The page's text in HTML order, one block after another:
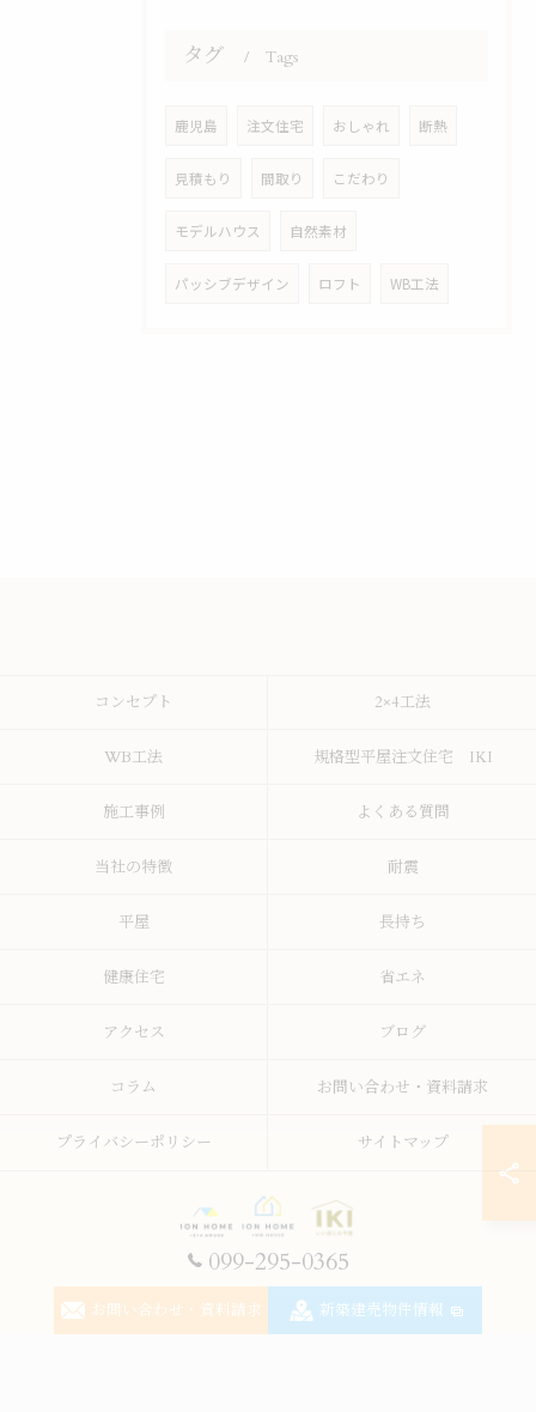
タグ Tags
鹿児島 注文住宅 おしゃれ 断熱
見積もり 間取り こだわり
モデルハウス 自然素材
パッシブデザイン ロフト WB工法
099-295-0365
お問い合わせ・資料請求 新築建売物件情報
コンセプト 2×4工法
WB工法 規格型平屋注文住宅 IKI
施工事例 よくある質問
当社の特徴 耐震
平屋 長持ち
健康住宅 省エネ
アクセス ブログ
コラム お問い合わせ・資料請求
プライバシーポリシー サイトマップ
© 2026 鹿児島の注文住宅なら株式会社イオン・ホーム ALL RIGHTS RESERVED.